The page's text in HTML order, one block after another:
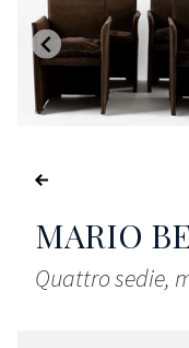
MARIO
Quattro sedie,